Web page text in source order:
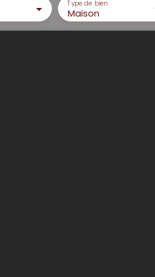
Maison
Type de bien